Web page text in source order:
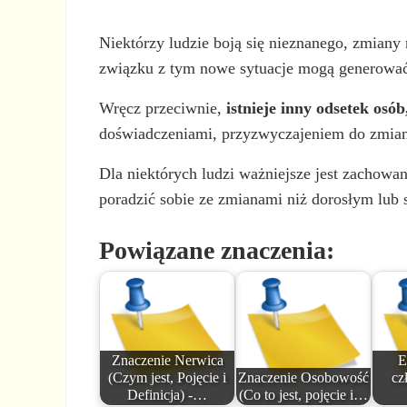
Niektórzy ludzie boją się nieznanego,
związku z tym nowe sytuacje mogą
Wręcz przeciwnie,istnieje inny odsetek
doświadczeniami, przyzwyczajeniem do
Dla niektórych ludzi ważniejsze jest
poradzić sobie ze zmianami niż dorosłym lub
Powiązane znaczenia:
Znaczenie Nerwica
(Czym jest, Pojęcie i
Definicja) -…
Znaczenie Osobowość
(Co to jest, pojęcie i…